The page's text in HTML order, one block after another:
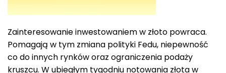
Zainteresowanie inwestowaniem w złoto powraca.
Pomagają w tym zmiana polityki Fedu, niepewność
co do innych rynków oraz ograniczenia podaży
kruszcu. W ubiegłym tygodniu notowania złota w